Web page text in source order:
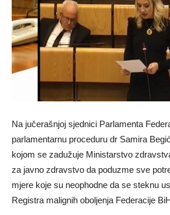
Na jučerašnjoj sjednici Parlamenta
parlamentarnu proceduru dr Samira
kojom se zadužuje Ministarstvo
za javno zdravstvo da poduzme sve
mjere koje su neophodne da se steknu
Registra malignih oboljenja Federacije